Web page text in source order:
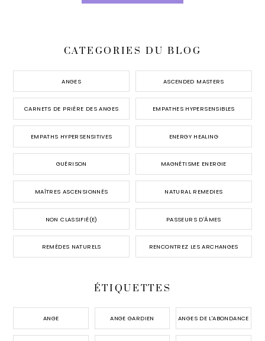
CATEGORIES DU BLOG
ANGES ASCENDED MASTERS
CARNETS DE PRIÈRE DES ANGES EMPATHES HYPERSENSIBLES
EMPATHS HYPERSENSITIVES ENERGY HEALING
GUÉRISON MAGNÉTISME ENERGIE
MAÎTRES ASCENSIONNÉS NATURAL REMEDIES
NON CLASSIFIÉ(E) PASSEURS D'ÂMES
REMÈDES NATURELS RENCONTREZ LES ARCHANGES
ÉTIQUETTES
ANGE ANGE GARDIEN ANGES DE L'ABONDANCE